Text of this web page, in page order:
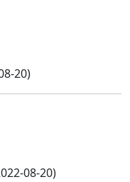
20)
08-20)